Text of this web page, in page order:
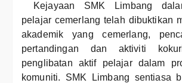
Kejayaan SMK Limbang
pelajar cemerlang telah dibuktikan
akademik yang cemerlang,
pertandingan dan aktiviti
penglibatan aktif pelajar dalam
komuniti. SMK Limbang sentiasa